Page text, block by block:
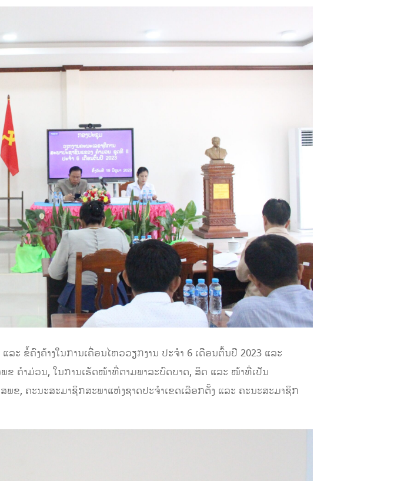
ຂໍ້ຄົງຄ້າງໃນການເຄື່ອນໄຫວວຽກງານ ປະຈໍາ 6 ເດືອນຕົ້ນປີ 2023 ແລະ
ຂ ຄໍາມ່ວນ, ໃນການເຮັດໜ້າທີ່ຕາມພາລະບົດບາດ, ສິດ ແລະ ໜ້າທີ່ເປັນ
ຂ, ຄະນະສະມາຊິກສະພາແຫ່ງຊາດປະຈໍາເຂດເລືອກຕັ້ງ ແລະ ຄະນະສະມາຊິກ